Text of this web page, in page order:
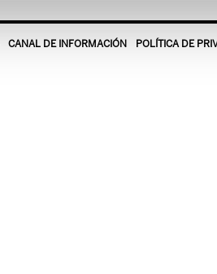
CANAL DE INFORMACIÓN POLÍTICA DE